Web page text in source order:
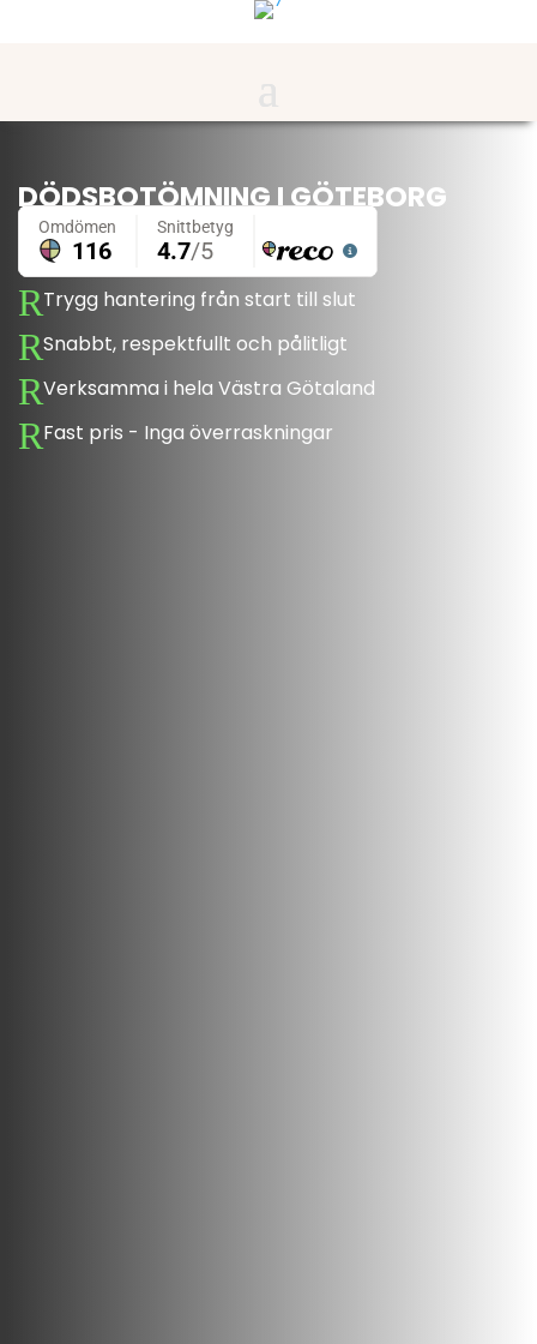
DÖDSBOTÖMNING I GÖTEBORG
RTrygg hantering från start till slut
RSnabbt, respektfullt och pålitligt
RVerksamma i hela Västra Götaland
RFast pris - Inga överraskningar